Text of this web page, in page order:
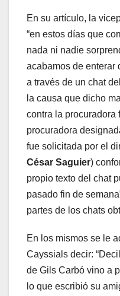
En su artículo, la
“en estos días que
nada ni nadie
acabamos de enterar
a través de un chat
la causa que dicho
contra la procuradora
procuradora
fue solicitada por el
César Saguier)
propio texto del chat
pasado fin de
partes de los chats
En los mismos se le
Cayssials decir:
de Gils Carbó vino a
lo que escribió su